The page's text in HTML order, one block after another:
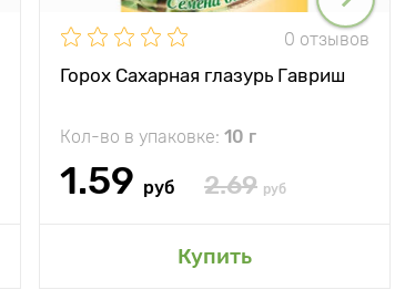
0 отзывов
Горох Сахарная глазурь Гавриш
Кол-во в упаковке: 10 г
1.59 руб 2.69 руб
Купить